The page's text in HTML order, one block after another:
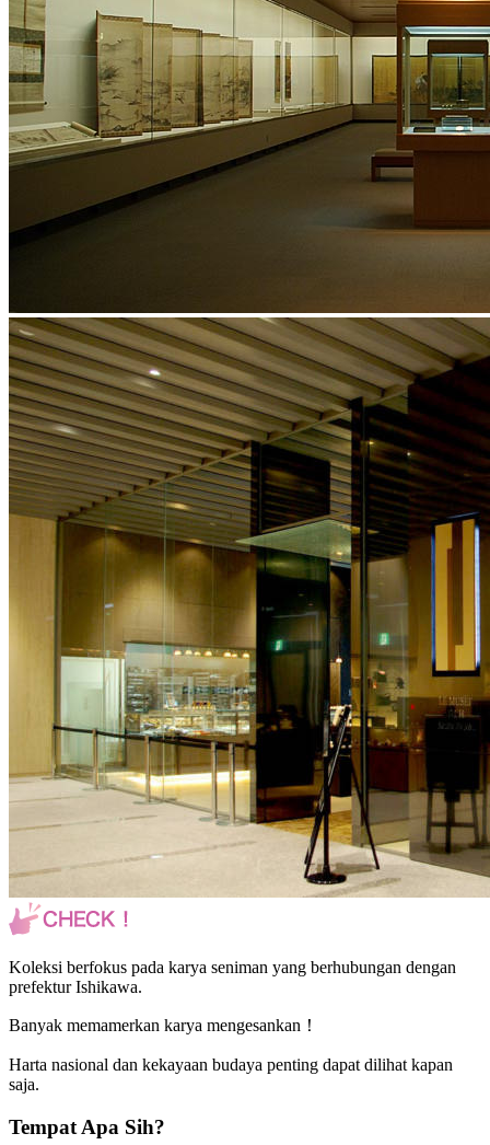
Koleksi berfokus pada karya seniman yang berhubungan dengan
prefektur Ishikawa.
Banyak memamerkan karya mengesankan！
Harta nasional dan kekayaan budaya penting dapat dilihat kapan
saja.
Tempat Apa Sih?